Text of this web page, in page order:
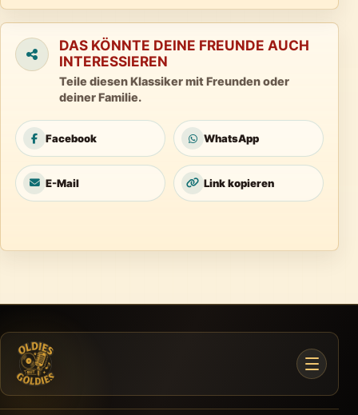
DAS KÖNNTE DEINE FREUNDE AUCH
INTERESSIEREN
Teile diesen Klassiker mit Freunden oder
deiner Familie.
Facebook WhatsApp
E-Mail Link kopieren